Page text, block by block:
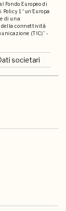
Fondo Europeo di
1 “un’Europa
di una
della connettività
(TIC)” -
societari